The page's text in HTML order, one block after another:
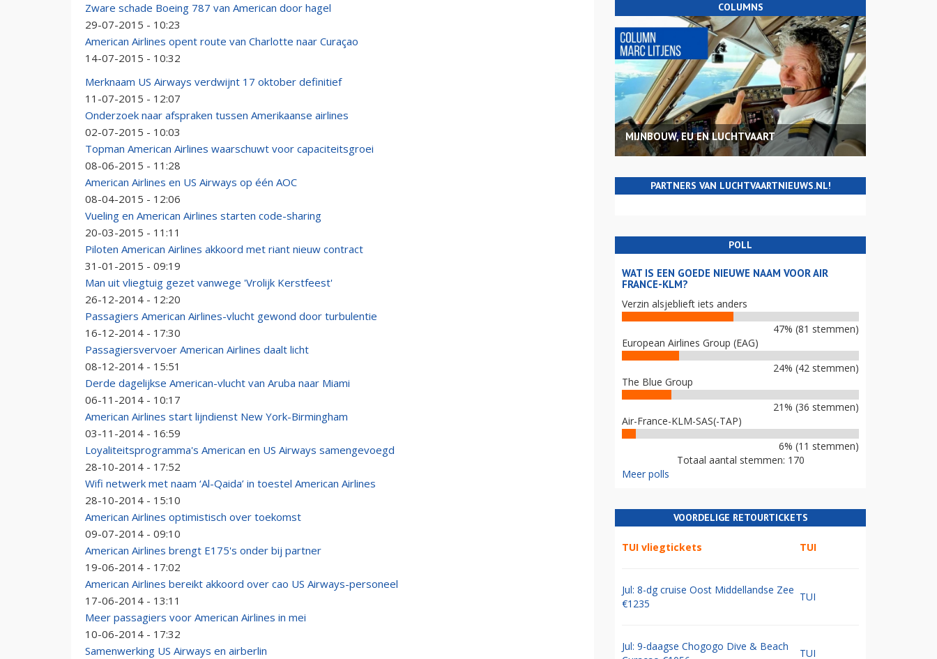
Zware schade Boeing 787 van American door hagel
29-07-2015 - 10:23
American Airlines opent route van Charlotte naar Curaçao
14-07-2015 - 10:32
Merknaam US Airways verdwijnt 17 oktober definitief
11-07-2015 - 12:07
Onderzoek naar afspraken tussen Amerikaanse airlines
02-07-2015 - 10:03
Topman American Airlines waarschuwt voor capaciteitsgroei
08-06-2015 - 11:28
American Airlines en US Airways op één AOC
08-04-2015 - 12:06
Vueling en American Airlines starten code-sharing
20-03-2015 - 11:11
Piloten American Airlines akkoord met riant nieuw contract
31-01-2015 - 09:19
Man uit vliegtuig gezet vanwege 'Vrolijk Kerstfeest'
26-12-2014 - 12:20
Passagiers American Airlines-vlucht gewond door turbulentie
16-12-2014 - 17:30
Passagiersvervoer American Airlines daalt licht
08-12-2014 - 15:51
Derde dagelijkse American-vlucht van Aruba naar Miami
06-11-2014 - 10:17
American Airlines start lijndienst New York-Birmingham
03-11-2014 - 16:59
Loyaliteitsprogramma's American en US Airways samengevoegd
28-10-2014 - 17:52
Wifi netwerk met naam ‘Al-Qaida’ in toestel American Airlines
28-10-2014 - 15:10
American Airlines optimistisch over toekomst
09-07-2014 - 09:10
American Airlines brengt E175's onder bij partner
19-06-2014 - 17:02
American Airlines bereikt akkoord over cao US Airways-personeel
17-06-2014 - 13:11
Meer passagiers voor American Airlines in mei
10-06-2014 - 17:32
Samenwerking US Airways en airberlin
COLUMNS
MIJNBOUW, EU EN LUCHTVAART
PARTNERS VAN LUCHTVAARTNIEUWS.NL!
POLL
WAT IS EEN GOEDE NIEUWE NAAM VOOR AIR
FRANCE-KLM?
Verzin alsjeblieft iets anders
47% (81 stemmen)
European Airlines Group (EAG)
24% (42 stemmen)
The Blue Group
21% (36 stemmen)
Air-France-KLM-SAS(-TAP)
6% (11 stemmen)
Totaal aantal stemmen: 170
Meer polls
VOORDELIGE RETOURTICKETS
TUI vliegtickets TUI
Jul: 8-dg cruise Oost Middellandse Zee
€1235
TUI
Jul: 9-daagse Chogogo Dive & Beach
TUI